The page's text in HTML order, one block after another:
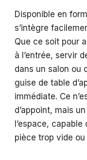
Disponible en
s’intègre
Que ce soit pour
à l’entrée, servir
dans un salon ou
guise de table
immédiate. Ce
d’appoint, mais
l’espace,
pièce trop vide